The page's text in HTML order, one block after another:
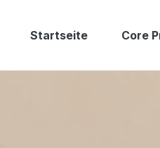
Startseite Core